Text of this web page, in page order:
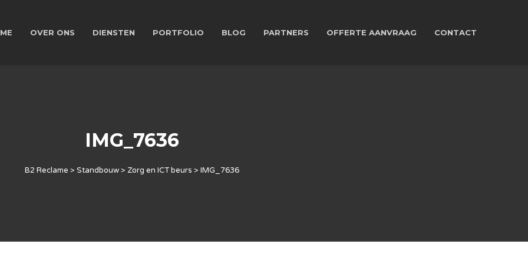
OVER ONS DIENSTEN PORTFOLIO BLOG PARTNERS OFFERTE AANVRAAG CONTACT
IMG_7636
B2 Reclame > Standbouw> Zorg en ICT beurs > IMG_7636